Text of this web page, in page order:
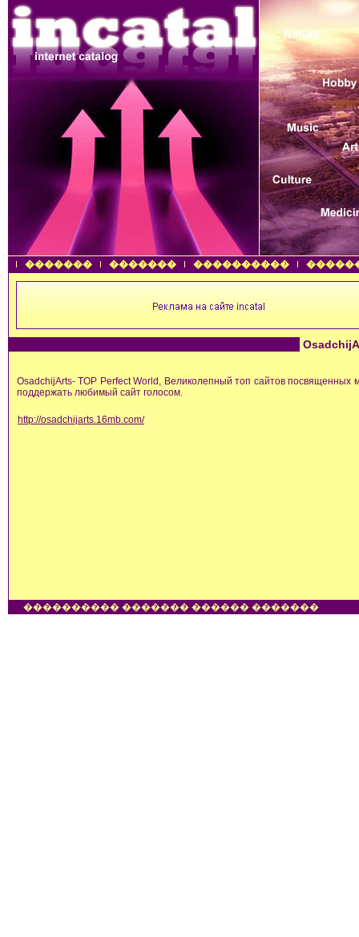
������� ������� ����������
OsadchijArts- TOP Perfect World, Великолепный топ сайтов
поддержать любимый сайт голосом.
http://osadchijarts.16mb.com/
���������� ������� ������ �������